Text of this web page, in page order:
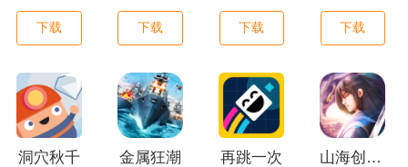
下载 下载 下载 下载
洞穴秋千 金属狂潮 再跳一次 山海创世录一剑天逆